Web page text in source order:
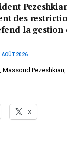
des
la gestion
AOÛT 2026
Massoud
X